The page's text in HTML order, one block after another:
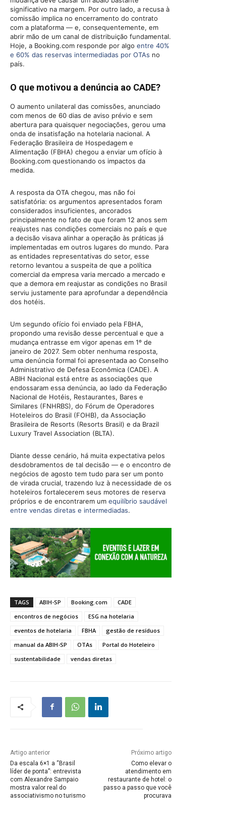
significativo na margem. Por outro lado, a recusa à
comissão implica no encerramento do contrato
com a plataforma — e, consequentemente, em
abrir mão de um canal de distribuição fundamental.
Hoje, a Booking.com responde por algo entre 40%
e 60% das reservas intermediadas por OTAs no
país.
O que motivou a denúncia ao CADE?
O aumento unilateral das comissões, anunciado
com menos de 60 dias de aviso prévio e sem
abertura para quaisquer negociações, gerou uma
onda de insatisfação na hotelaria nacional. A
Federação Brasileira de Hospedagem e
Alimentação (FBHA) chegou a enviar um ofício à
Booking.com questionando os impactos da
medida.
A resposta da OTA chegou, mas não foi
satisfatória: os argumentos apresentados foram
considerados insuficientes, ancorados
principalmente no fato de que foram 12 anos sem
reajustes nas condições comerciais no país e que
a decisão visava alinhar a operação às práticas já
implementadas em outros lugares do mundo. Para
as entidades representativas do setor, esse
retorno levantou a suspeita de que a política
comercial da empresa varia mercado a mercado e
que a demora em reajustar as condições no Brasil
serviu justamente para aprofundar a dependência
dos hotéis.
Um segundo ofício foi enviado pela FBHA,
propondo uma revisão desse percentual e que a
mudança entrasse em vigor apenas em 1º de
janeiro de 2027. Sem obter nenhuma resposta,
uma denúncia formal foi apresentada ao Conselho
Administrativo de Defesa Econômica (CADE). A
ABIH Nacional está entre as associações que
endossaram essa denúncia, ao lado da Federação
Nacional de Hotéis, Restaurantes, Bares e
Similares (FNHRBS), do Fórum de Operadores
Hoteleiros do Brasil (FOHB), da Associação
Brasileira de Resorts (Resorts Brasil) e da Brazil
Luxury Travel Association (BLTA).
Diante desse cenário, há muita expectativa pelos
desdobramentos de tal decisão — e o encontro de
negócios de agosto tem tudo para ser um ponto
de virada crucial, trazendo luz à necessidade de os
hoteleiros fortalecerem seus motores de reserva
próprios e de encontrarem um equilíbrio saudável
entre vendas diretas e intermediadas.
TAGS ABIH-SP Booking.com
CADE
encontros de negócios
ESG na hotelaria
eventos de hotelaria
FBHA
gestão de resíduos
manual da ABIH-SP
OTAs
Portal do Hoteleiro
sustentabilidade
vendas diretas
Artigo anterior
Da escala 6×1 a “Brasil
líder de ponta”: entrevista
com Alexandre Sampaio
mostra valor real do
associativismo no turismo
Próximo artigo
Como elevar o
atendimento em
restaurante de hotel: o
passo a passo que você
procurava